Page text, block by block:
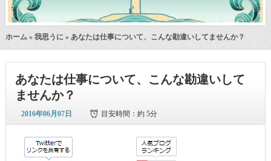
ホーム » 我思うに » あなたは仕事について、こんな勘違いしてませんか？
あなたは仕事について、こんな勘違いして
ませんか？
2016年06月07日 目安時間：約 5分